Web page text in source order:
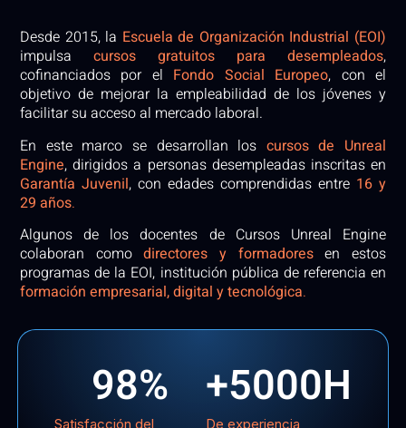
Desde 2015, la Escuela de Organización Industrial (EOI)
impulsa cursos gratuitos para desempleados,
cofinanciados por el Fondo Social Europeo, con el
objetivo de mejorar la empleabilidad de los jóvenes y
facilitar su acceso al mercado laboral.
En este marco se desarrollan los cursos de Unreal
Engine, dirigidos a personas desempleadas inscritas en
Garantía Juvenil, con edades comprendidas entre 16 y
29 años.
Algunos de los docentes de Cursos Unreal Engine
colaboran comodirectores y formadoresen estos
programas de la EOI, institución pública de referencia en
formación empresarial, digital y tecnológica.
Satisfacción del
98%
De experiencia
+5000H